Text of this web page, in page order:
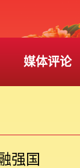
媒体评论
强国